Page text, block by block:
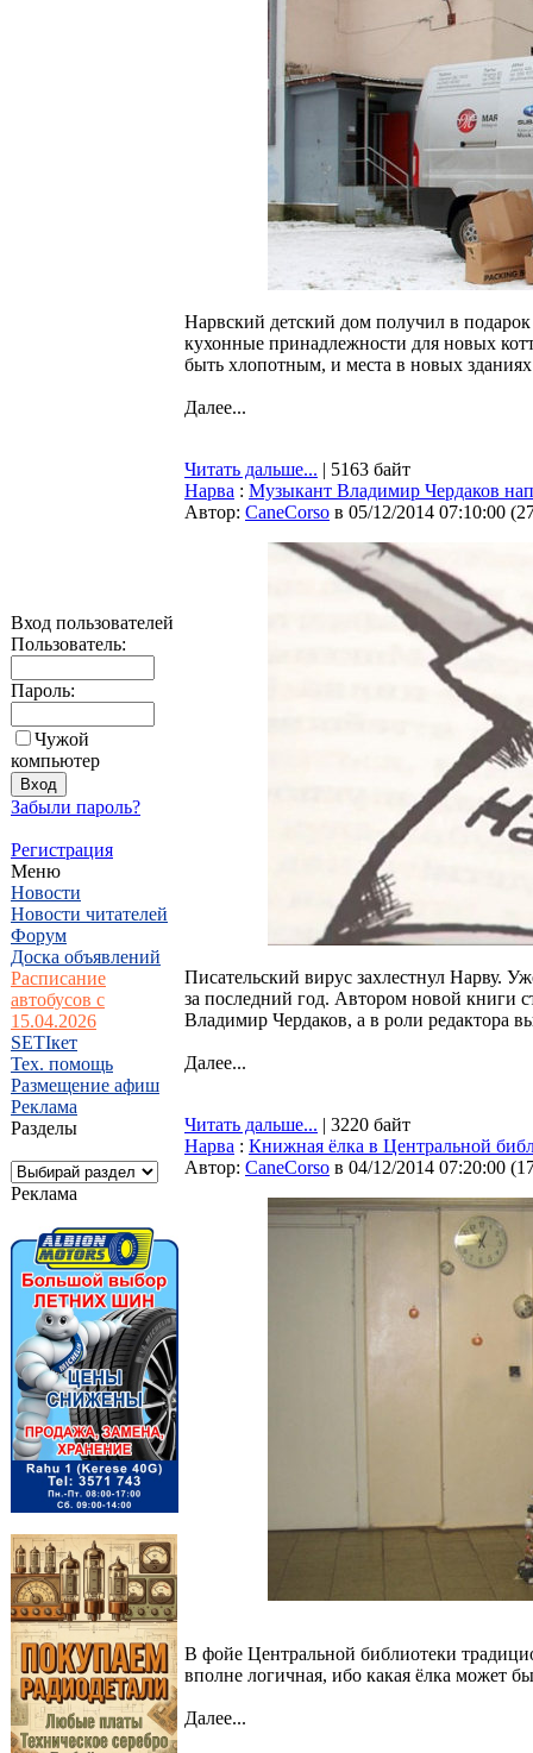
Вход пользователей
Пользователь:
Пароль:
Чужой
компьютер
Забыли пароль?
Регистрация
Меню
Новости
Новости читателей
Форум
Доска объявлений
Расписание
автобусов с
15.04.2026
SETIкет
Тех. помощь
Размещение афиш
Реклама
Разделы
Реклама
Нарвский детский дом получил в
кухонные принадлежности для новых
быть хлопотным, и места в новых
Далее...
Читать дальше... | 5163 байт
Нарва : Музыкант Владимир Чердаков
Автор: CaneCorso в 05/12/2014 07:10:00 (
Писательский вирус захлестнул Нарву.
за последний год. Автором новой книги
Владимир Чердаков, а в роли редактора
Далее...
Читать дальше... | 3220 байт
Нарва : Книжная ёлка в Центральной
Автор: CaneCorso в 04/12/2014 07:20:00 (
В фойе Центральной библиотеки
вполне логичная, ибо какая ёлка может
Далее...